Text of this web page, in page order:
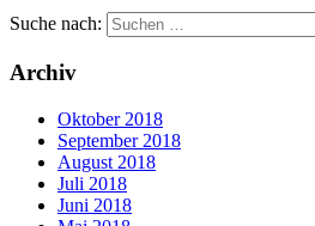
Suche nach:
Archiv
Oktober 2018
September 2018
August 2018
Juli 2018
Juni 2018